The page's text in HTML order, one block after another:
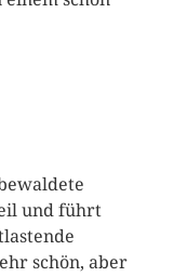
und führt
schön, aber